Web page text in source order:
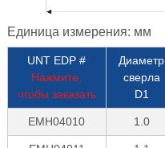
Единица измерения: мм
UNT EDP #
Нажмите,
чтобы заказать
Диаметр
сверла
D1
EMH04010 1.0